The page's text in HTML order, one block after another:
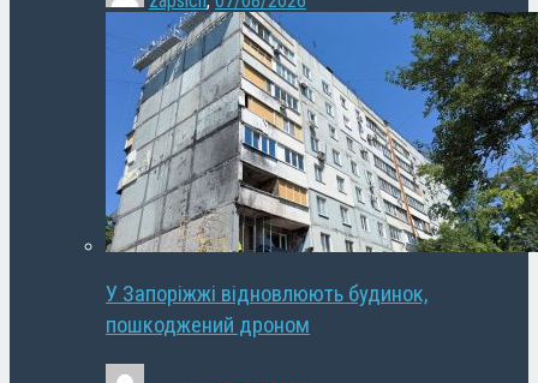
У Запоріжжі відновлюють будинок,
пошкоджений дроном